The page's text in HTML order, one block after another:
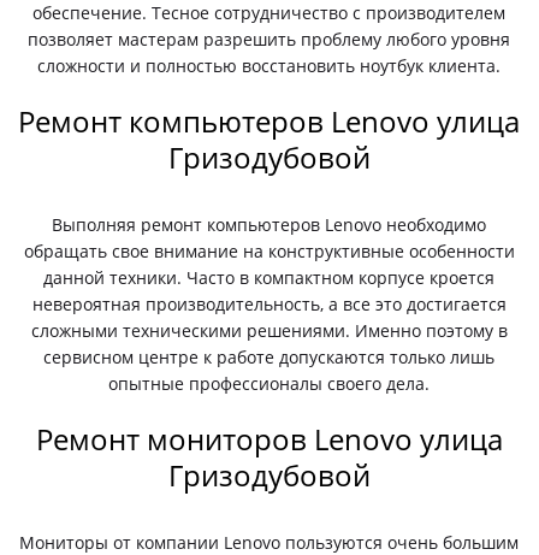
обеспечение. Тесное сотрудничество с производителем
позволяет мастерам разрешить проблему любого уровня
сложности и полностью восстановить ноутбук клиента.
Ремонт компьютеров Lenovo улица
Гризодубовой
Выполняя ремонт компьютеров Lenovo необходимо
обращать свое внимание на конструктивные особенности
данной техники. Часто в компактном корпусе кроется
невероятная производительность, а все это достигается
сложными техническими решениями. Именно поэтому в
сервисном центре к работе допускаются только лишь
опытные профессионалы своего дела.
Ремонт мониторов Lenovo улица
Гризодубовой
Мониторы от компании Lenovo пользуются очень большим